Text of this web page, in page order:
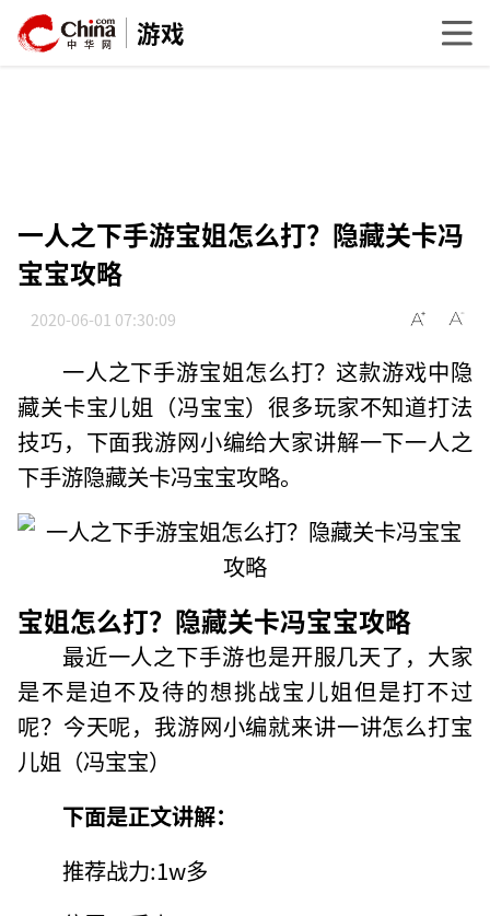
游戏
一人之下手游宝姐怎么打？隐藏关卡冯
宝宝攻略
2020-06-01 07:30:09
一人之下手游宝姐怎么打？这款游戏中隐
藏关卡宝儿姐（冯宝宝）很多玩家不知道打法
技巧，下面我游网小编给大家讲解一下一人之
下手游隐藏关卡冯宝宝攻略。
宝姐怎么打？隐藏关卡冯宝宝攻略
最近一人之下手游也是开服几天了，大家
是不是迫不及待的想挑战宝儿姐但是打不过
呢？今天呢，我游网小编就来讲一讲怎么打宝
儿姐（冯宝宝）
下面是正文讲解：
推荐战力:1w多